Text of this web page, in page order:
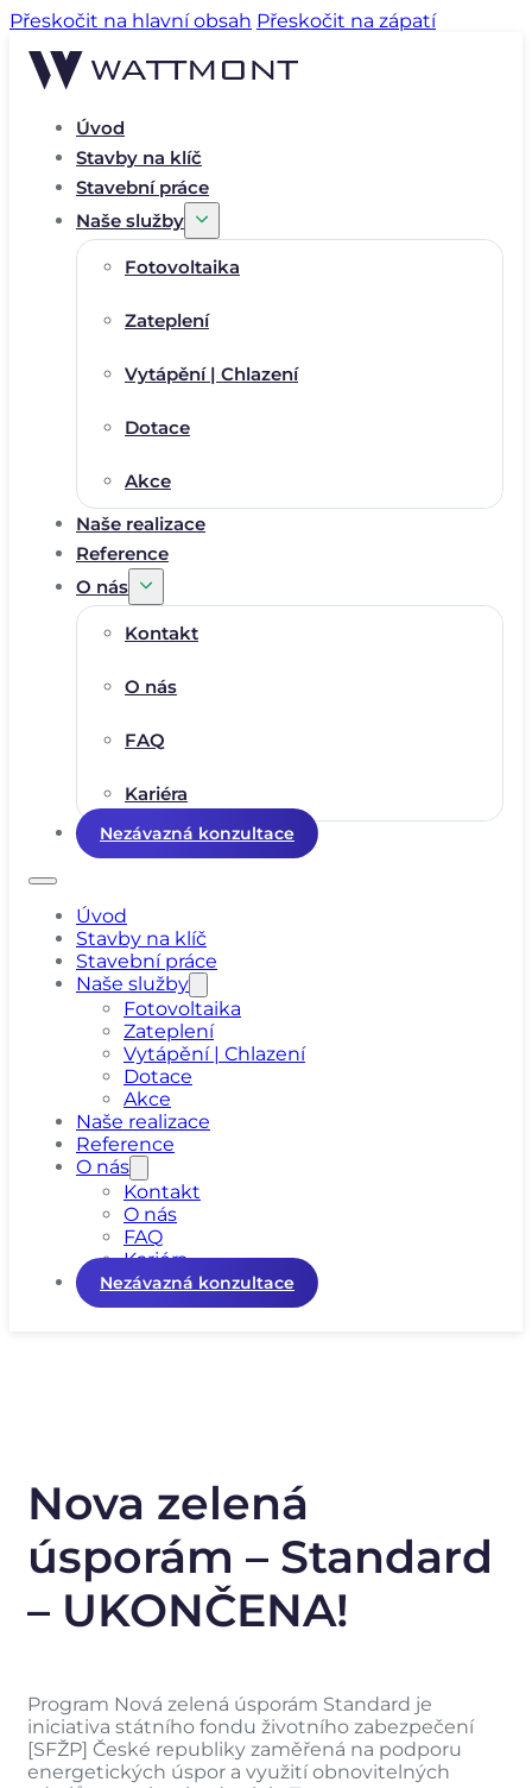
Přeskočit na hlavní obsah Přeskočit na zápatí
Úvod
Stavby na klíč
Stavební práce
Naše služby
Fotovoltaika
Zateplení
Vytápění | Chlazení
Dotace
Akce
Naše realizace
Reference
O nás
Kontakt
O nás
FAQ
Kariéra
Nezávazná konzultace
Úvod
Stavby na klíč
Stavební práce
Naše služby
Fotovoltaika
Zateplení
Vytápění | Chlazení
Dotace
Akce
Naše realizace
Reference
O nás
Kontakt
O nás
FAQ
Kariéra
Nezávazná konzultace
Nova zelená
úsporám – Standard
– UKONČENA!
Program Nová zelená úsporám Standard je
iniciativa státního fondu životního zabezpečení
[SFŽP] České republiky zaměřená na podporu
energetických úspor a využití obnovitelných